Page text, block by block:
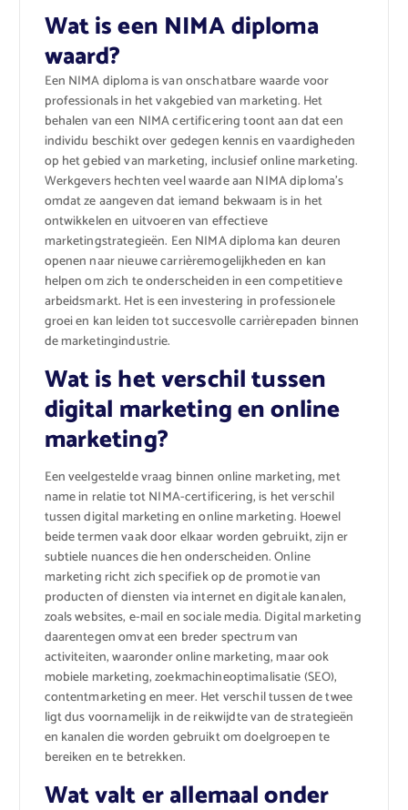
Wat is een NIMA diploma
waard?
Een NIMA diploma is van onschatbare waarde voor
professionals in het vakgebied van marketing. Het
behalen van een NIMA certificering toont aan dat een
individu beschikt over gedegen kennis en vaardigheden
op het gebied van marketing, inclusief online marketing.
Werkgevers hechten veel waarde aan NIMA diploma’s
omdat ze aangeven dat iemand bekwaam is in het
ontwikkelen en uitvoeren van effectieve
marketingstrategieën. Een NIMA diploma kan deuren
openen naar nieuwe carrièremogelijkheden en kan
helpen om zich te onderscheiden in een competitieve
arbeidsmarkt. Het is een investering in professionele
groei en kan leiden tot succesvolle carrièrepaden binnen
de marketingindustrie.
Wat is het verschil tussen
digital marketing en online
marketing?
Een veelgestelde vraag binnen online marketing, met
name in relatie tot NIMA-certificering, is het verschil
tussen digital marketing en online marketing. Hoewel
beide termen vaak door elkaar worden gebruikt, zijn er
subtiele nuances die hen onderscheiden. Online
marketing richt zich specifiek op de promotie van
producten of diensten via internet en digitale kanalen,
zoals websites, e-mail en sociale media. Digital marketing
daarentegen omvat een breder spectrum van
activiteiten, waaronder online marketing, maar ook
mobiele marketing, zoekmachineoptimalisatie (SEO),
contentmarketing en meer. Het verschil tussen de twee
ligt dus voornamelijk in de reikwijdte van de strategieën
en kanalen die worden gebruikt om doelgroepen te
bereiken en te betrekken.
Wat valt er allemaal onder